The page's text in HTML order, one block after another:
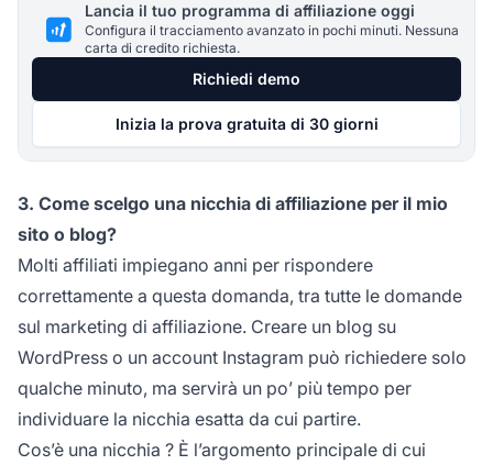
Lancia il tuo programma di affiliazione oggi
Configura il tracciamento avanzato in pochi minuti. Nessuna
carta di credito richiesta.
Richiedi demo
Inizia la prova gratuita di 30 giorni
3. Come scelgo una nicchia di affiliazione per il mio
sito o blog?
Molti affiliati impiegano anni per rispondere
correttamente a questa domanda, tra tutte le domande
sul marketing di affiliazione. Creare un blog su
WordPress o un account Instagram può richiedere solo
qualche minuto, ma servirà un po’ più tempo per
individuare la nicchia esatta da cui partire.
Cos’è una nicchia ? È l’argomento principale di cui